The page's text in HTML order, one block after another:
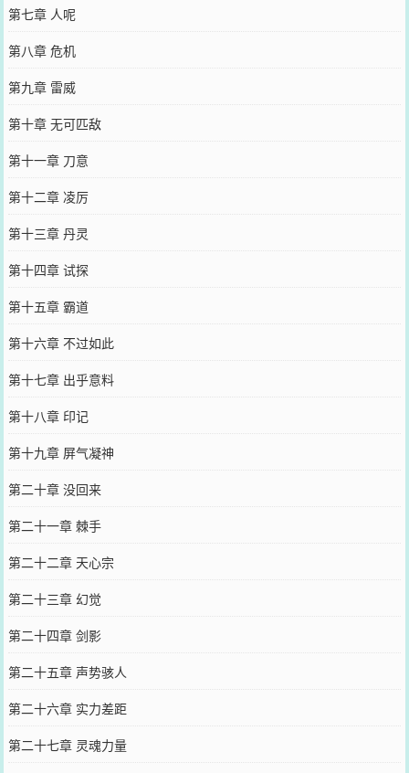
第七章 人呢
第八章 危机
第九章 雷威
第十章 无可匹敌
第十一章 刀意
第十二章 凌厉
第十三章 丹灵
第十四章 试探
第十五章 霸道
第十六章 不过如此
第十七章 出乎意料
第十八章 印记
第十九章 屏气凝神
第二十章 没回来
第二十一章 棘手
第二十二章 天心宗
第二十三章 幻觉
第二十四章 剑影
第二十五章 声势骇人
第二十六章 实力差距
第二十七章 灵魂力量